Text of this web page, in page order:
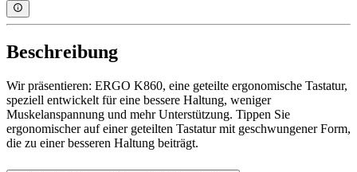
Beschreibung
Wir präsentieren: ERGO K860, eine geteilte ergonomische Tastatur,
speziell entwickelt für eine bessere Haltung, weniger
Muskelanspannung und mehr Unterstützung. Tippen Sie
ergonomischer auf einer geteilten Tastatur mit geschwungener Form,
die zu einer besseren Haltung beiträgt.